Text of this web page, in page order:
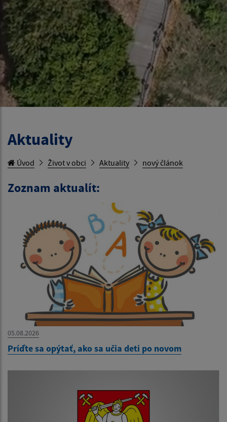
Aktuality
Úvod Život v obci Aktuality nový článok
Zoznam aktualít:
05.08.2026
Príďte sa opýtať, ako sa učia deti po novom